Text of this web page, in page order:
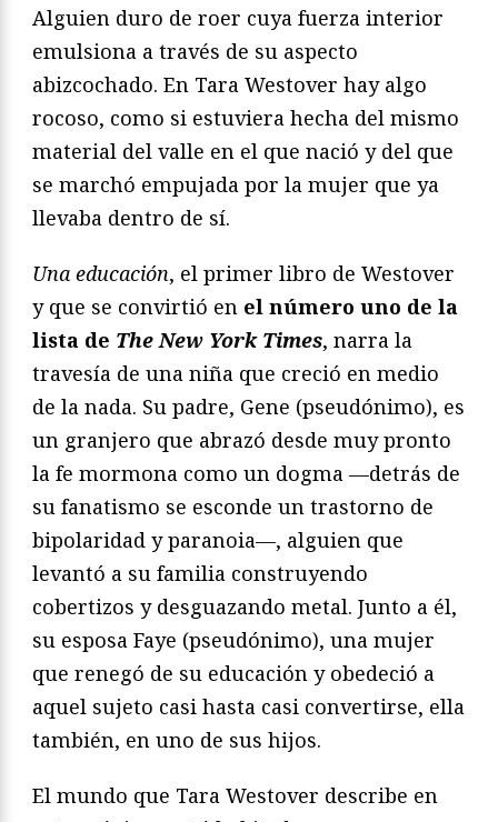
Alguien duro de roer cuya fuerza interior
emulsiona a través de su aspecto
abizcochado. En Tara Westover hay algo
rocoso, como si estuviera hecha del mismo
material del valle en el que nació y del que
se marchó empujada por la mujer que ya
llevaba dentro de sí.
Una educación, el primer libro de Westover
y que se convirtió en el número uno de la
lista de The New York Times, narra la
travesía de una niña que creció en medio
de la nada. Su padre, Gene (pseudónimo), es
un granjero que abrazó desde muy pronto
la fe mormona como un dogma —detrás de
su fanatismo se esconde un trastorno de
bipolaridad y paranoia—, alguien que
levantó a su familia construyendo
cobertizos y desguazando metal. Junto a él,
su esposa Faye (pseudónimo), una mujer
que renegó de su educación y obedeció a
aquel sujeto casi hasta casi convertirse, ella
también, en uno de sus hijos.
El mundo que Tara Westover describe en